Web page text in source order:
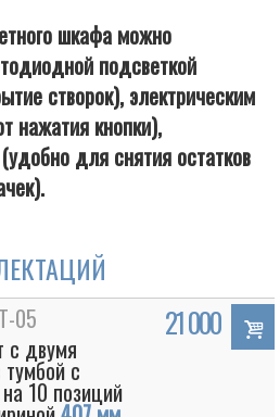
шкафа можно
подсветкой
створок), электрическим
нажатия кнопки),
для снятия остатков
05
с двумя
с
10 позиций
21 000